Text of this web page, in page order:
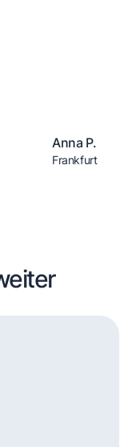
Anna P.
Frankfurt